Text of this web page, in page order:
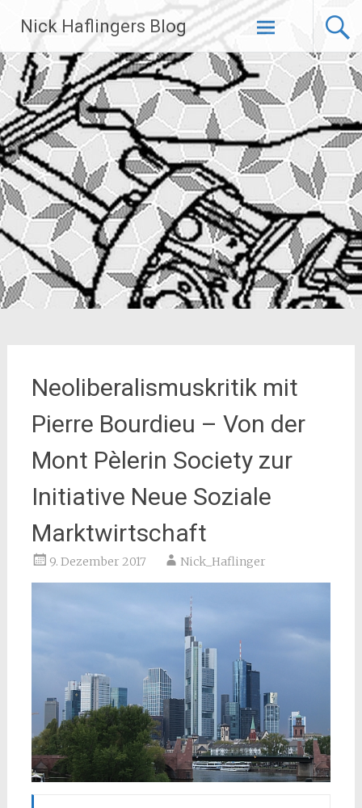
Inhalt
springen
Nick Haflingers Blog
Neoliberalismuskritik mit
Pierre Bourdieu – Von der
Mont Pèlerin Society zur
Initiative Neue Soziale
Marktwirtschaft
9. Dezember 2017 Nick_Haflinger